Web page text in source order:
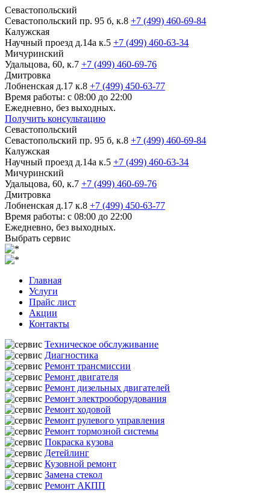
Севастопольский
Севастопольский пр. 95 б, к.8 +7 (499) 460-69-84
Калужская
Научный проезд д.14а к.5 +7 (499) 460-63-34
Мичуринский
Удальцова, 60, к.7 +7 (499) 460-69-76
Дмитровка
Лобненская д.17 к.8 +7 (499) 450-63-77
Время работы: с 08:00 до 22:00
Ежедневно, без выходных.
Получить консультацию
Севастопольский
Севастопольский пр. 95 б, к.8 +7 (499) 460-69-84
Калужская
Научный проезд д.14а к.5 +7 (499) 460-63-34
Мичуринский
Удальцова, 60, к.7 +7 (499) 460-69-76
Дмитровка
Лобненская д.17 к.8 +7 (499) 450-63-77
Время работы: с 08:00 до 22:00
Ежедневно, без выходных.
Выбрать сервис
Главная
Услуги
Прайс лист
Акции
Контакты
Техническое обслуживание
Диагностика
Ремонт трансмиссии
Ремонт двигателя
Ремонт дизельных двигателей
Ремонт электрооборудования
Ремонт ходовой
Ремонт рулевого управления
Ремонт тормозной системы
Покраска кузова
Детейлинг
Кузовной ремонт
Замена стекол
Ремонт АКПП